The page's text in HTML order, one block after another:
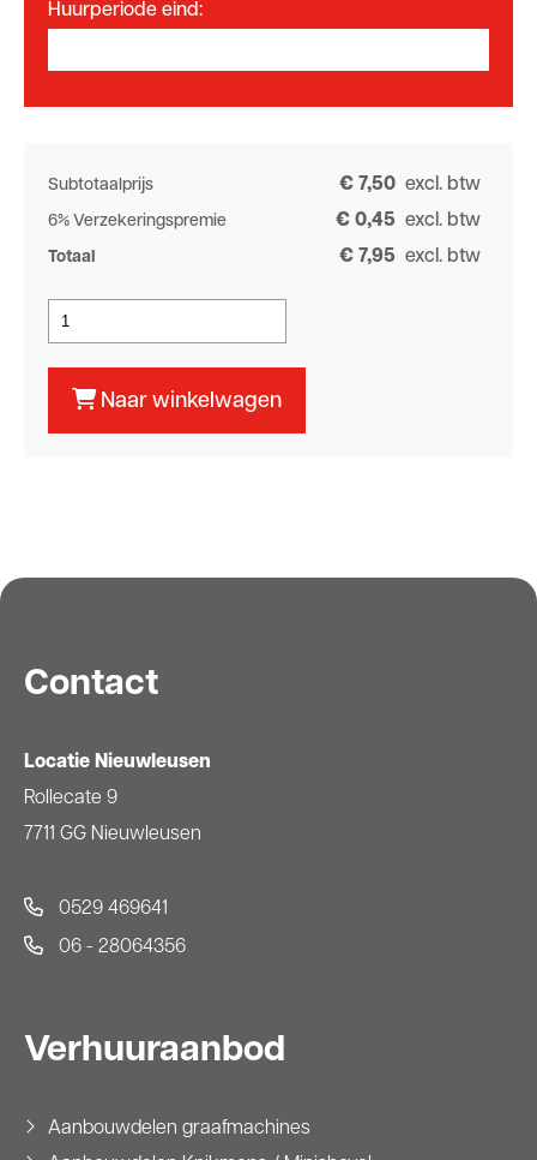
Huurperiode eind:
Subtotaalprijs € 7,50 excl. btw
6% Verzekeringspremie € 0,45 excl. btw
Totaal € 7,95 excl. btw
Naar winkelwagen
Contact
Locatie Nieuwleusen
Rollecate 9
7711 GG Nieuwleusen
0529 469641
06 - 28064356
Verhuuraanbod
Aanbouwdelen graafmachines